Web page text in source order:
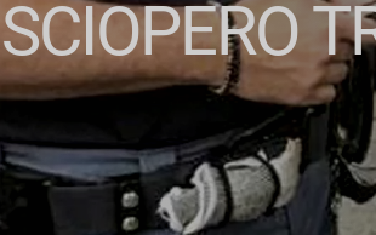
SCIOPERO